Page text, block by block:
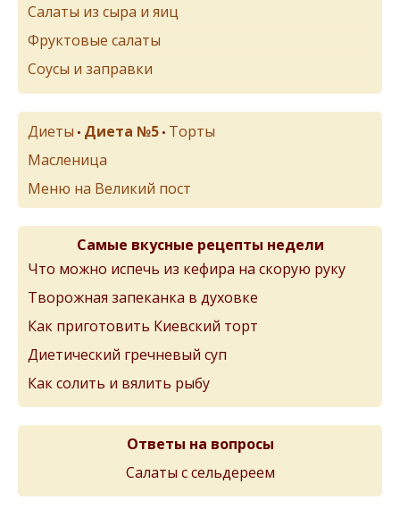
Салаты из сыра и яиц
Фруктовые салаты
Соусы и заправки
Диеты • Диета №5 • Торты
Масленица
Меню на Великий пост
Самые вкусные рецепты недели
Что можно испечь из кефира на скорую руку
Творожная запеканка в духовке
Как приготовить Киевский торт
Диетический гречневый суп
Как солить и вялить рыбу
Ответы на вопросы
Салаты с сельдереем